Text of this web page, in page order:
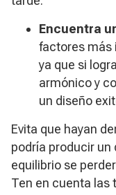
Encuentra
factores más
ya que si
armónico y
un diseño
Evita que hayan
podría producir un
equilibrio se
Ten en cuenta las